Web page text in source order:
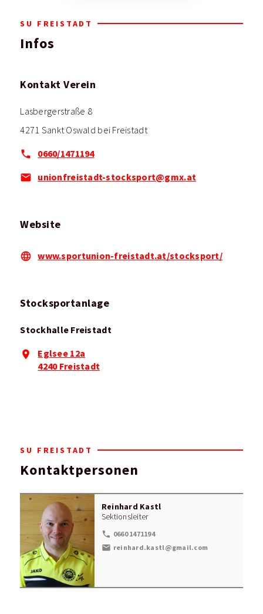
SU FREISTADT
Infos
Kontakt Verein
Lasbergerstraße 8
4271 Sankt Oswald bei Freistadt
0660/1471194
unionfreistadt-stocksport@gmx.at
Website
www.sportunion-freistadt.at/stocksport/
Stocksportanlage
Stockhalle Freistadt
Eglsee 12a
4240 Freistadt
SU FREISTADT
Kontaktpersonen
Reinhard Kastl
Sektionsleiter
local_phone 0660 1471194
mail reinhard.kastl@gmail.com